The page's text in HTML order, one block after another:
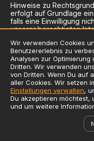
Hinweise zu
erfolgt auf Grundlage
falls eine Einwilligung
unserer berechtigten
Dienstleister mit dem
geschieht dies auf der
Interessen. Das
Grundlage unserer
um nachzuweisen, dass
Gesetz durchgeführt
Inhalte: Informationen zu
Erfolgsmessung: Die
Wir verwenden Cookies
Benutzererlebnis zu
Analysen zur Optimierung
Dritten. Wir verwenden
von Dritten. Wenn Du auf
aller Cookies. Wir setzen
Einstellungen verwalten,
Du akzeptieren möchtest,
und um weitere